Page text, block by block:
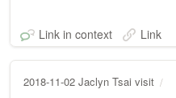
Link in context Link
2018-11-02 Jaclyn Tsai visit